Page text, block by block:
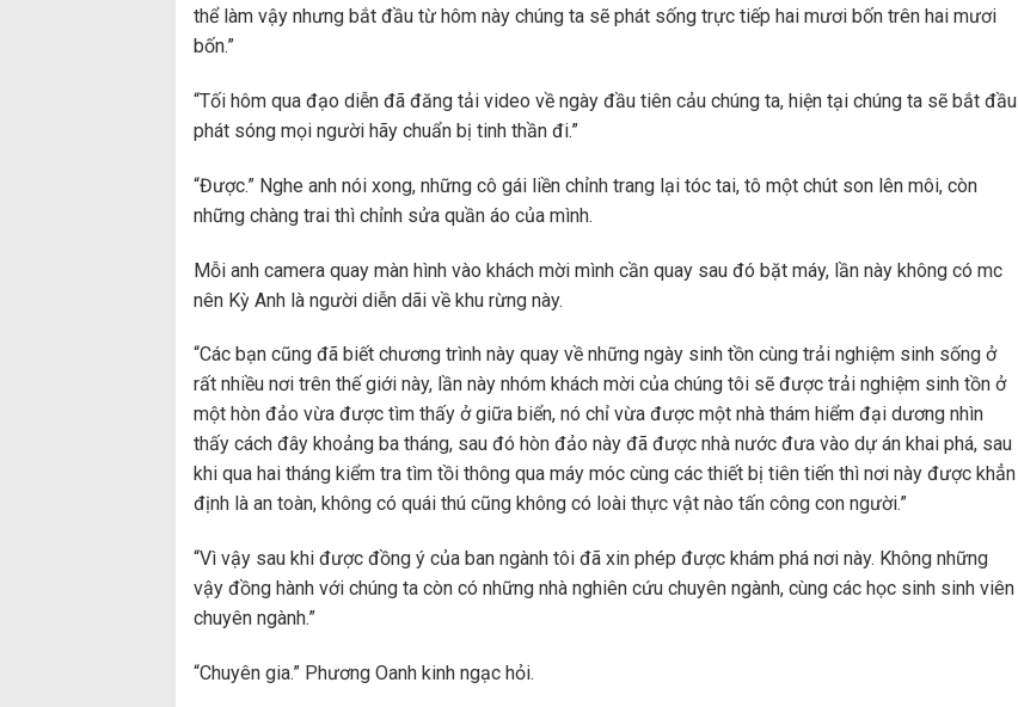
thể làm vậy nhưng bắt đầu từ hôm này chúng ta sẽ phát sống trực tiếp hai mươi bốn trên hai mươi
bốn.”
“Tối hôm qua đạo diễn đã đăng tải video về ngày đầu tiên cảu chúng ta, hiện tại chúng ta sẽ bắt đầu
phát sóng mọi người hãy chuẩn bị tinh thần đi.”
“Được.” Nghe anh nói xong, những cô gái liền chỉnh trang lại tóc tai, tô một chút son lên môi, còn
những chàng trai thì chỉnh sửa quần áo của mình.
Mỗi anh camera quay màn hình vào khách mời mình cần quay sau đó bặt máy, lần này không có mc
nên Kỳ Anh là người diễn dãi về khu rừng này.
“Các bạn cũng đã biết chương trình này quay về những ngày sinh tồn cùng trải nghiệm sinh sống ở
rất nhiều nơi trên thế giới này, lần này nhóm khách mời của chúng tôi sẽ được trải nghiệm sinh tồn ở
một hòn đảo vừa được tìm thấy ở giữa biển, nó chỉ vừa được một nhà thám hiểm đại dương nhìn
thấy cách đây khoảng ba tháng, sau đó hòn đảo này đã được nhà nước đưa vào dự án khai phá, sau
khi qua hai tháng kiểm tra tìm tồi thông qua máy móc cùng các thiết bị tiên tiến thì nơi này được khẳn
định là an toàn, không có quái thú cũng không có loài thực vật nào tấn công con người.”
“Vì vậy sau khi được đồng ý của ban ngành tôi đã xin phép được khám phá nơi này. Không những
vậy đồng hành với chúng ta còn có những nhà nghiên cứu chuyên ngành, cùng các học sinh sinh viên
chuyên ngành.”
“Chuyên gia.” Phương Oanh kinh ngạc hỏi.